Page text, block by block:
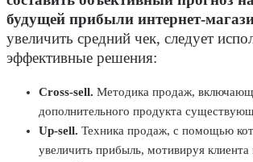
будущей прибыли интернет-
увеличить средний чек, следует
эффективные решения:
Cross-sell. Методика продаж,
дополнительного продукта
Up-sell. Техника продаж, с помощью
увеличить прибыль, мотивируя клиента